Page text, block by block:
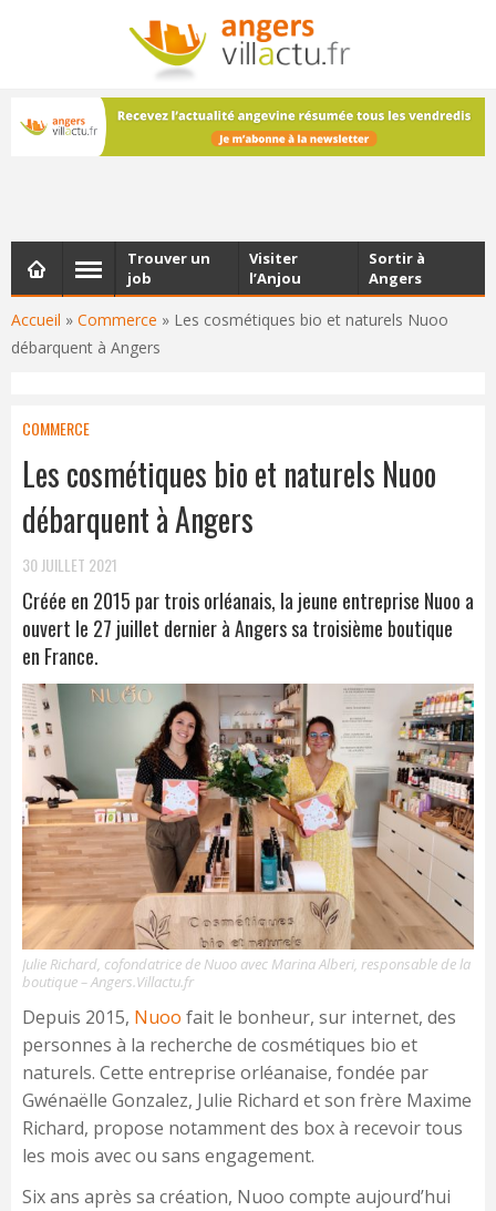
NEWSLETTER
Les dernières actualités d'Angers, chaque vendredi dans
votre boîte e-mail
Accueil » Commerce » Les cosmétiques bio et naturels Nuoo
débarquent à Angers
Trouver un
job
Visiter
l’Anjou
Sortir à
Angers
COMMERCE
Les cosmétiques bio et naturels Nuoo
débarquent à Angers
30 JUILLET 2021
Créée en 2015 par trois orléanais, la jeune entreprise Nuoo a
ouvert le 27 juillet dernier à Angers sa troisième boutique
en France.
Julie Richard, cofondatrice de Nuoo avec Marina Alberi, responsable de la
boutique – Angers.Villactu.fr
Depuis 2015, Nuoo fait le bonheur, sur internet, des
personnes à la recherche de cosmétiques bio et
naturels. Cette entreprise orléanaise, fondée par
Gwénaëlle Gonzalez, Julie Richard et son frère Maxime
Richard, propose notamment des box à recevoir tous
les mois avec ou sans engagement.
Six ans après sa création, Nuoo compte aujourd’hui